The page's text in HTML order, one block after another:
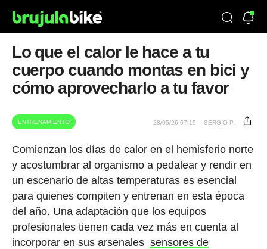
Lo que el calor le hace a tu
cuerpo cuando montas en bici y
cómo aprovecharlo a tu favor
ENTRENAMIENTO 28/05/26 07:15 SERGIO P.
Comienzan los días de calor en el hemisferio norte
y acostumbrar al organismo a pedalear y rendir en
un escenario de altas temperaturas es esencial
para quienes compiten y entrenan en esta época
del año. Una adaptación que los equipos
profesionales tienen cada vez más en cuenta al
incorporar en sus arsenales sensores de